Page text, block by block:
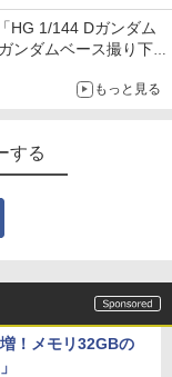
HG 1/144 Dガンダム
ンダムベース撮り下
もっと見る
する
！メモリ32GBの